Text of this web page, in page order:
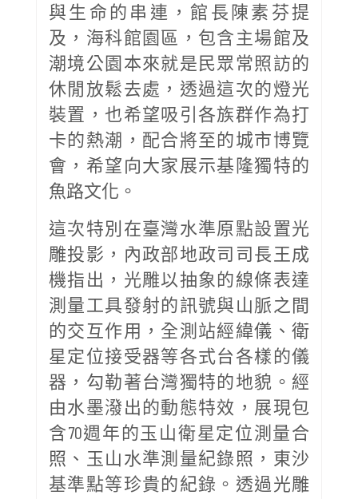
與生命的串連，館長陳素芬提
及，海科館園區，包含主場館及
潮境公園本來就是民眾常照訪的
休閒放鬆去處，透過這次的燈光
裝置，也希望吸引各族群作為打
卡的熱潮，配合將至的城市博覽
會，希望向大家展示基隆獨特的
魚路文化。
這次特別在臺灣水準原點設置光
雕投影，內政部地政司司長王成
機指出，光雕以抽象的線條表達
測量工具發射的訊號與山脈之間
的交互作用，全測站經緯儀、衛
星定位接受器等各式台各樣的儀
器，勾勒著台灣獨特的地貌。經
由水墨潑出的動態特效，展現包
含70週年的玉山衛星定位測量合
照、玉山水準測量紀錄照，東沙
基準點等珍貴的紀錄。透過光雕